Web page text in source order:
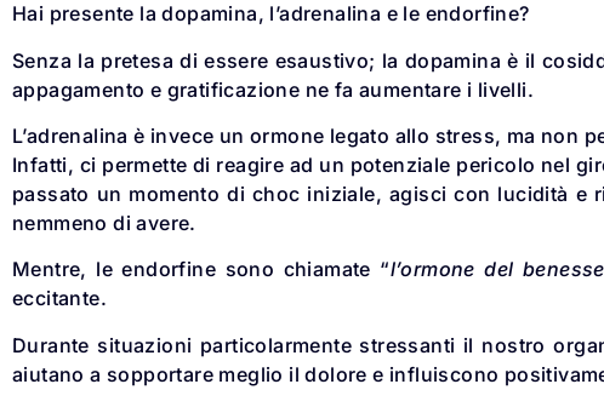
Hai presente la dopamina, l’adrenalina e le endorfine?
Senza la pretesa di essere esaustivo; la dopamina è il
appagamento e gratificazione ne fa aumentare i livelli.
L’adrenalina è invece un ormone legato allo stress, ma non
Infatti, ci permette di reagire ad un potenziale pericolo nel
passato un momento di choc iniziale, agisci con lucidità e
nemmeno di avere.
Mentre, le endorfine sono chiamate “l’ormone del
eccitante.
Durante situazioni particolarmente stressanti il nostro
aiutano a sopportare meglio il dolore e influiscono